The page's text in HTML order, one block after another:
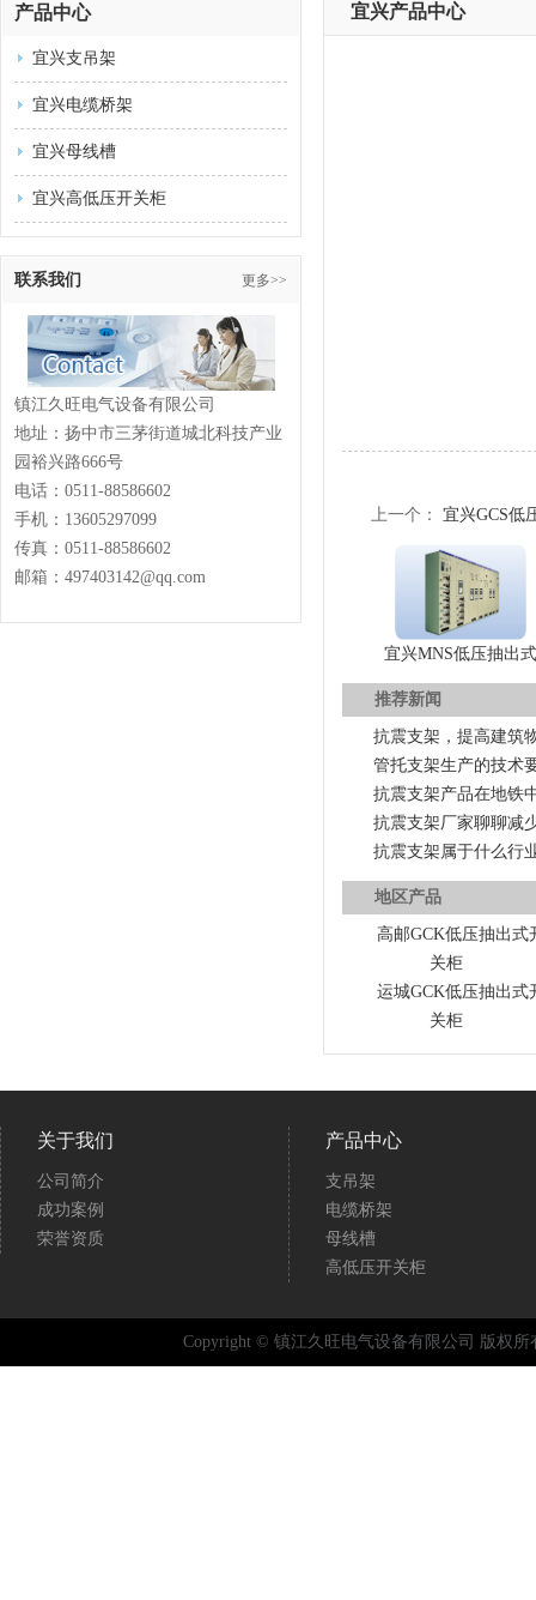
产品中心
宜兴支吊架
宜兴电缆桥架
宜兴母线槽
宜兴高低压开关柜
联系我们 更多>>
镇江久旺电气设备有限公司
地址：扬中市三茅街道城北科技产业
园裕兴路666号
电话： 0511-88586602
手机：13605297099
传真： 0511-88586602
邮箱：497403142@qq.com
宜兴产品中心
上一个： 宜兴GCS低
宜兴MNS低压抽出
推荐新闻
抗震支架，提高建筑
管托支架生产的技术
抗震支架产品在地铁
抗震支架厂家聊聊减
抗震支架属于什么行
地区产品
高邮GCK低压抽出式
关柜
运城GCK低压抽出式
关柜
关于我们
公司简介
成功案例
荣誉资质
产品中心
支吊架
电缆桥架
母线槽
高低压开关柜
Copyright © 镇江久旺电气设备有限公司 版权所